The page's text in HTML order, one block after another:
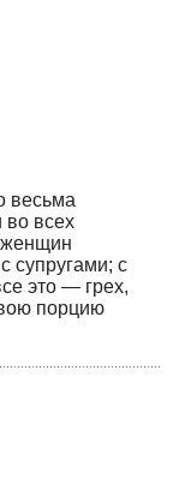
весьма
во всех
женщин
супругами; с
это — грех,
порцию